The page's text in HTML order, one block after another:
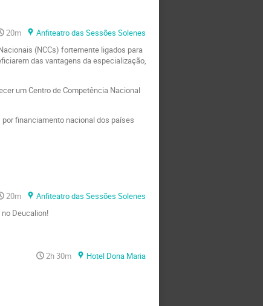
20m
Anfiteatro das Sessões Solenes
(NCCs) fortemente ligados para
das vantagens da especialização,
um Centro de Competência Nacional
por financiamento nacional dos países
20m
Anfiteatro das Sessões Solenes
Deucalion!
2h 30m
Hotel Dona Maria